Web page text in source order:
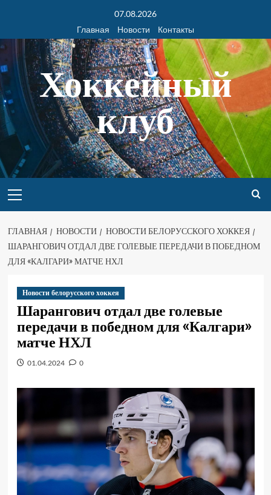
07.08.2026
Главная
Новости Контакты
Хоккейный
клуб
ГЛАВНАЯ НОВОСТИ
НОВОСТИ БЕЛОРУССКОГО ХОККЕЯ
ШАРАНГОВИЧ ОТДАЛ ДВЕ ГОЛЕВЫЕ ПЕРЕДАЧИ В ПОБЕДНОМ
ДЛЯ «КАЛГАРИ» МАТЧЕ НХЛ
Новости белорусского хоккея
Шарангович отдал две голевые
передачи в победном для «Калгари»
матче НХЛ
01.04.2024 0